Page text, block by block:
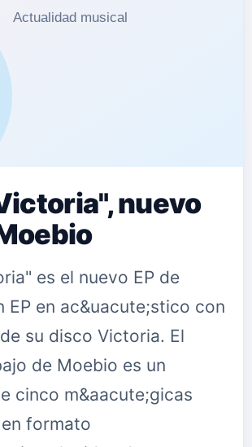
nuevo
es el nuevo EP de
EP en ac&uacute;stico con
su disco Victoria. El
de Moebio es un
cinco m&aacute;gicas
formato